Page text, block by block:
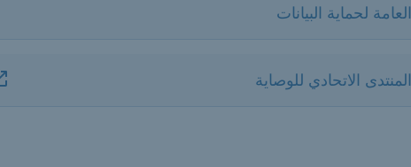
العامة لحماية البيانات
المنتدى الاتحادي للوصاية